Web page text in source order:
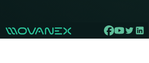
Update cookies preferences